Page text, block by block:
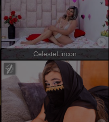
CelesteLincon